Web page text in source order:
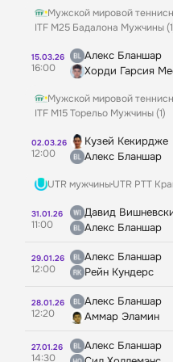
Мужской мировой
ITF M25 Бадалона Мужчины
15.03.26
16:00
Алекс Бланшар
Хорди Гарсия
Мужской мировой
ITF M15 Торельо Мужчины (1)
02.03.26
12:00
Кузей Кекирдже
Алекс Бланшар
UTR мужчиныUTR PTT
31.01.26
11:00
Давид
Алекс Бланшар
29.01.26
12:00
Алекс Бланшар
Рейн Кундерс
28.01.26
12:20
Алекс Бланшар
Аммар Эламин
27.01.26
14:30
Алекс Бланшар